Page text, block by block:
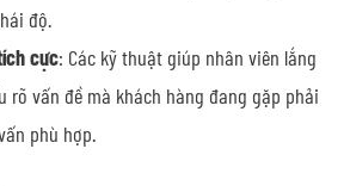
độ.
cực: Các kỹ thuật giúp nhân viên lắng
rõ vấn đề mà khách hàng đang gặp phải
phù hợp.